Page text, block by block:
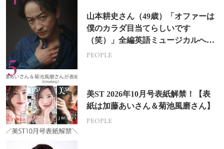
山本耕史さん（49歳）「オファーは
僕のカラダ目当てらしいです
（笑）」全編英語ミュージカルへの
挑戦
PEOPLE
美ST 2026年10月号表紙解禁！【表
紙は加藤あいさん＆菊池風磨さん】
PEOPLE